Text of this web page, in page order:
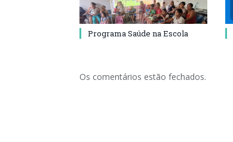
Programa Saúde na Escola
Os comentários estão fechados.